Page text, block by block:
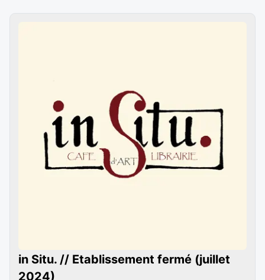
in Situ. // Etablissement fermé (juillet
2024)